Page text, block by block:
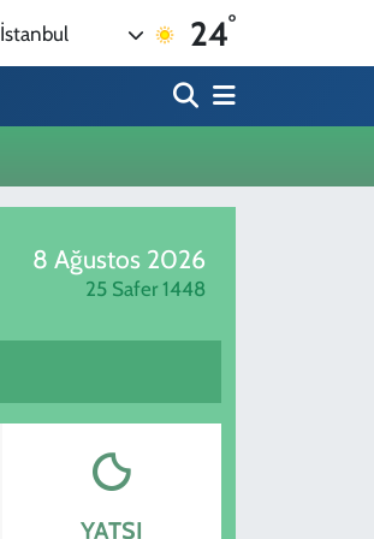
İstanbul 24°
8 Ağustos 2026
25 Safer 1448
YATSI